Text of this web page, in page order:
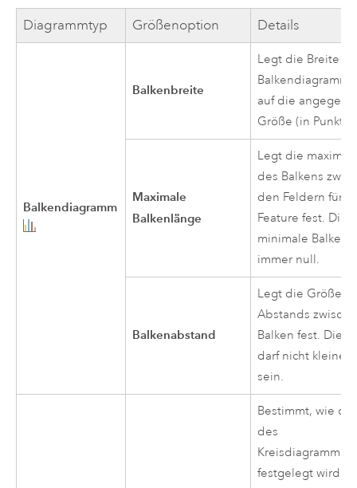
Diagrammtyp Größenoption Details
Balkendiagramm
Balkenbreite
Legt die Breite
auf die
Größe (in Punkt)
Maximale
Balkenlänge
Legt die
des Balkens
den Feldern für
Feature fest. Die
minimale
immer null.
Balkenabstand
Legt die Größe
Abstands
Balken fest.
darf nicht kleiner
sein.
Bestimmt, wie
des
festgelegt wird.